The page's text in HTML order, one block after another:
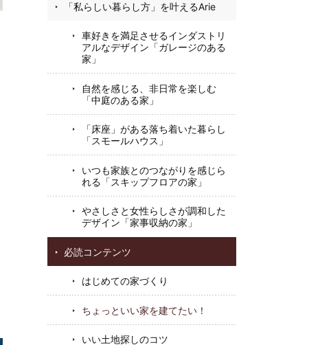
「私らしい暮らし方」を叶えるArie
車好きを満足させるインダストリ
アルなデザイン「ガレージのある
家」
自然を感じる、非日常を楽しむ
「中庭のある家」
「床座」がある落ち着いた暮らし
「スモールハウス」
いつも家族とのつながりを感じら
れる「スキップフロアの家」
やさしさと女性らしさが調和した
デザイン「家事収納の家」
必読コンテンツ
はじめての家づくり
ちょっといい家を建てたい！
いい土地探しのコツ